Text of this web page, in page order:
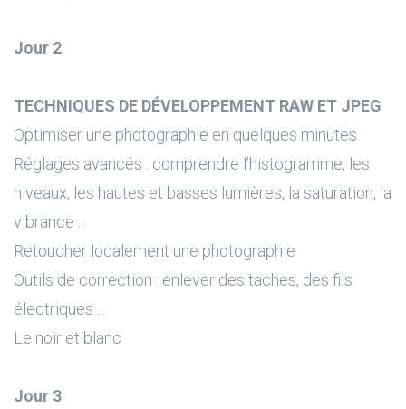
Jour 2
TECHNIQUES DE DÉVELOPPEMENT RAW ET JPEG
Optimiser une photographie en quelques minutes
Réglages avancés : comprendre l’histogramme, les
niveaux, les hautes et basses lumières, la saturation, la
vibrance ...
Retoucher localement une photographie
Outils de correction : enlever des taches, des fils
électriques ...
Le noir et blanc
Jour 3